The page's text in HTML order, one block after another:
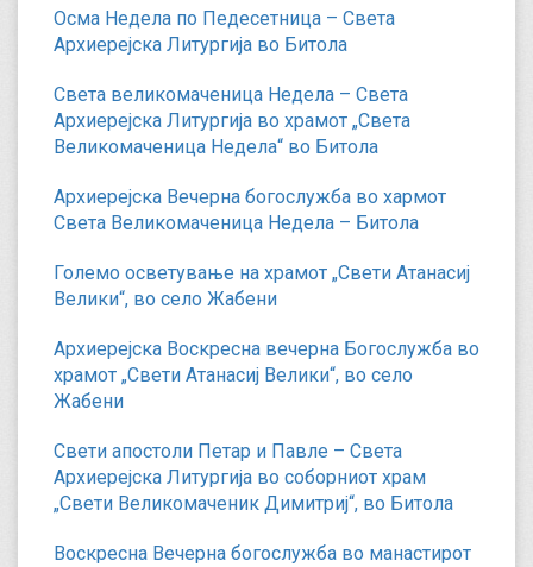
Осма Недела по Педесетница – Света
Архиерејска Литургија во Битола
Света великомаченица Недела – Света
Архиерејска Литургија во храмот „Света
Великомаченица Недела“ во Битола
Архиерејска Вечерна богослужба во хармот
Света Великомаченица Недела – Битола
Големо осветување на храмот „Свети Атанасиј
Велики“, во село Жабени
Архиерејска Воскресна вечерна Богослужба во
храмот „Свети Атанасиј Велики“, во село
Жабени
Свети апостоли Петар и Павле – Света
Архиерејска Литургија во соборниот храм
„Свети Великомаченик Димитриј“, во Битола
Воскресна Вечерна богослужба во манастирот